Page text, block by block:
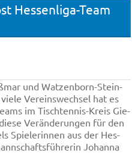
Hes­sen­li­ga-Te­am
und Wat­zen­born-Stein­
Ver­eins­wech­sel hat es
im Tisch­ten­nis-Kreis Gie­
Ver­än­de­run­gen für den
Spie­le­rin­nen aus der Hes­
Jo­han­na